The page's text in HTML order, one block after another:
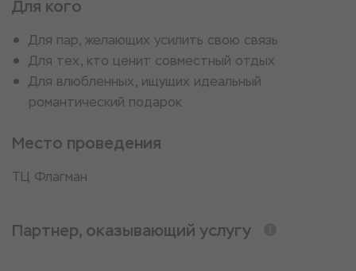
Для кого
Для пар, желающих усилить свою связь
Для тех, кто ценит совместный отдых
Для влюбленных, ищущих идеальный
романтический подарок
Место проведения
ТЦ Флагман
Партнер, оказывающий услугу